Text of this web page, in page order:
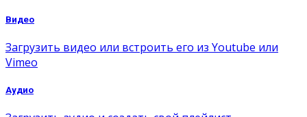
Видео
Загрузить видео или встроить его из Youtube или
Vimeo
Аудио